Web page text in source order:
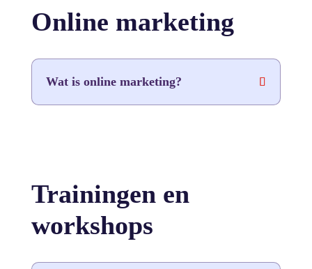
Online marketing
Wat is online marketing?
Trainingen en
workshops